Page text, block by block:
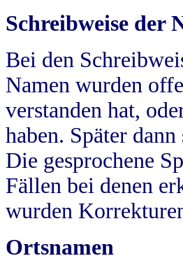
Schreibweise der
Bei den
Namen wurden
verstanden hat,
haben. Später
Die gesprochene
Fällen bei denen
wurden
Ortsnamen